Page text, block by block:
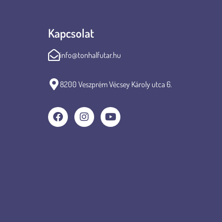
Kapcsolat
info@tonhalfutar.hu
8200 Veszprém Vécsey Károly utca 6.